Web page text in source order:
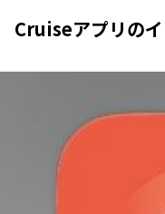
Cruiseアプリの